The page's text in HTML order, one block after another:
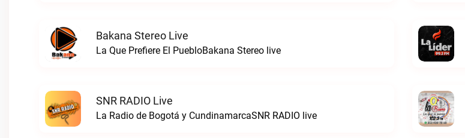
Bakana Stereo Live
La Que Prefiere El PuebloBakana Stereo live
SNR RADIO Live
La Radio de Bogotá y CundinamarcaSNR RADIO live